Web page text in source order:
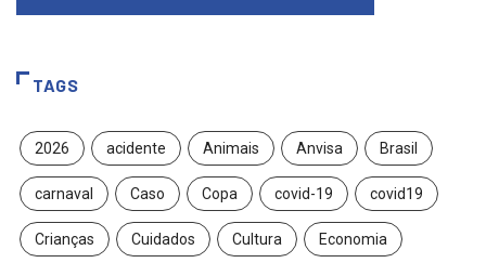
TAGS
2026 acidente Animais Anvisa Brasil
carnaval Caso Copa covid-19 covid19
Crianças Cuidados Cultura Economia